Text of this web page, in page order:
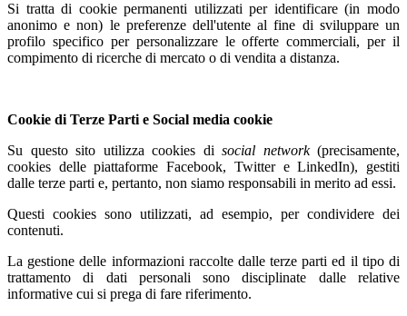
Si tratta di cookie permanenti utilizzati per identificare (in modo
anonimo e non) le preferenze dell'utente al fine di sviluppare un
profilo specifico per personalizzare le offerte commerciali, per il
compimento di ricerche di mercato o di vendita a distanza.
Cookie di Terze Parti e Social media cookie
Su questo sito utilizza cookies di social network(precisamente,
cookies delle piattaforme Facebook, Twitter e LinkedIn), gestiti
dalle terze parti e, pertanto, non siamo responsabili in merito ad essi.
Questi cookies sono utilizzati, ad esempio, per condividere dei
contenuti.
La gestione delle informazioni raccolte dalle terze parti ed il tipo di
trattamento di dati personali sono disciplinate dalle relative
informative cui si prega di fare riferimento.